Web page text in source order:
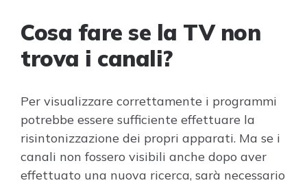
Cosa fare se la TV non
trova i canali?
Per visualizzare correttamente i programmi
potrebbe essere sufficiente effettuare la
risintonizzazione dei propri apparati. Ma se i
canali non fossero visibili anche dopo aver
effettuato una nuova ricerca, sarà necessario